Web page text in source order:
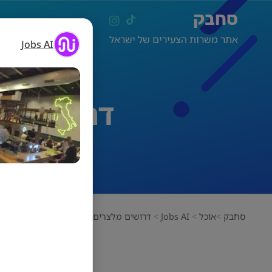
Jobs AI
סחבק
אתר משרות הצעירים של ישראל
דרושים
סחבק אוכל Jobs AI דרושים מלצרים לרשת מסעדות מובילה